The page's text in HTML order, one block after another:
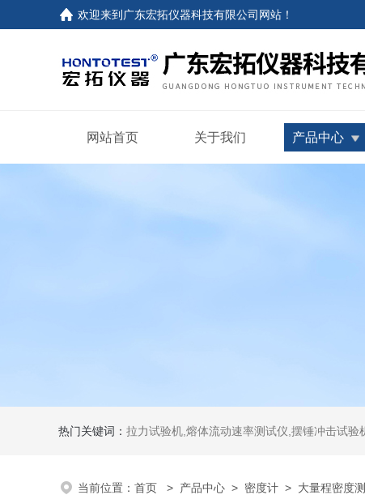
欢迎来到 广东宏拓仪器科技有限公司网站 ！
网站首页 关于我们 产品中心
热门关键词： 拉力试验机,熔体流动速率测试仪,摆锤冲击试验机,热变形维卡试验机,密度
当前位置： 首页 > 产品中心 > 密度计 > 大量程密度